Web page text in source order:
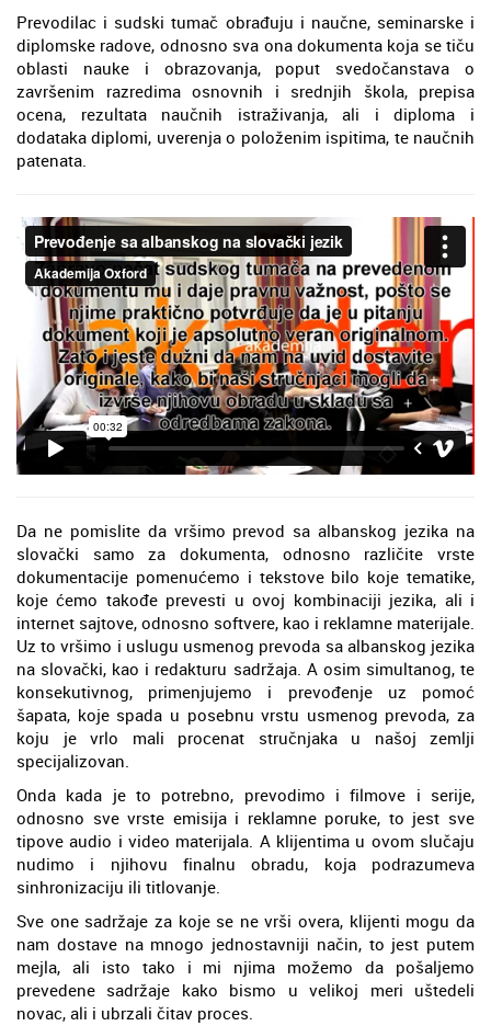
Prevodilac i sudski tumač obrađuju i naučne, seminarske i
diplomske radove, odnosno sva ona dokumenta koja se tiču
oblasti nauke i obrazovanja, poput svedočanstava o
završenim razredima osnovnih i srednjih škola, prepisa
ocena, rezultata naučnih istraživanja, ali i diploma i
dodataka diplomi, uverenja o položenim ispitima, te naučnih
patenata.
Da ne pomislite da vršimo prevod sa albanskog jezika na
slovački samo za dokumenta, odnosno različite vrste
dokumentacije pomenućemo i tekstove bilo koje tematike,
koje ćemo takođe prevesti u ovoj kombinaciji jezika, ali i
internet sajtove, odnosno softvere, kao i reklamne materijale.
Uz to vršimo i uslugu usmenog prevoda sa albanskog jezika
na slovački, kao i redakturu sadržaja. A osim simultanog, te
konsekutivnog, primenjujemo i prevođenje uz pomoć
šapata, koje spada u posebnu vrstu usmenog prevoda, za
koju je vrlo mali procenat stručnjaka u našoj zemlji
specijalizovan.
Onda kada je to potrebno, prevodimo i filmove i serije,
odnosno sve vrste emisija i reklamne poruke, to jest sve
tipove audio i video materijala. A klijentima u ovom slučaju
nudimo i njihovu finalnu obradu, koja podrazumeva
sinhronizaciju ili titlovanje.
Sve one sadržaje za koje se ne vrši overa, klijenti mogu da
nam dostave na mnogo jednostavniji način, to jest putem
mejla, ali isto tako i mi njima možemo da pošaljemo
prevedene sadržaje kako bismo u velikoj meri uštedeli
novac, ali i ubrzali čitav proces.